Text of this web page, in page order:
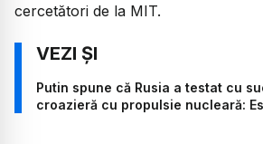
cercetători de la MIT.
Putin spune că Rusia a testat cu
croazieră cu propulsie nucleară: